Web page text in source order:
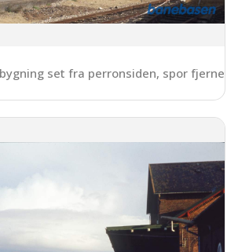
set fra perronsiden, spor fjernet